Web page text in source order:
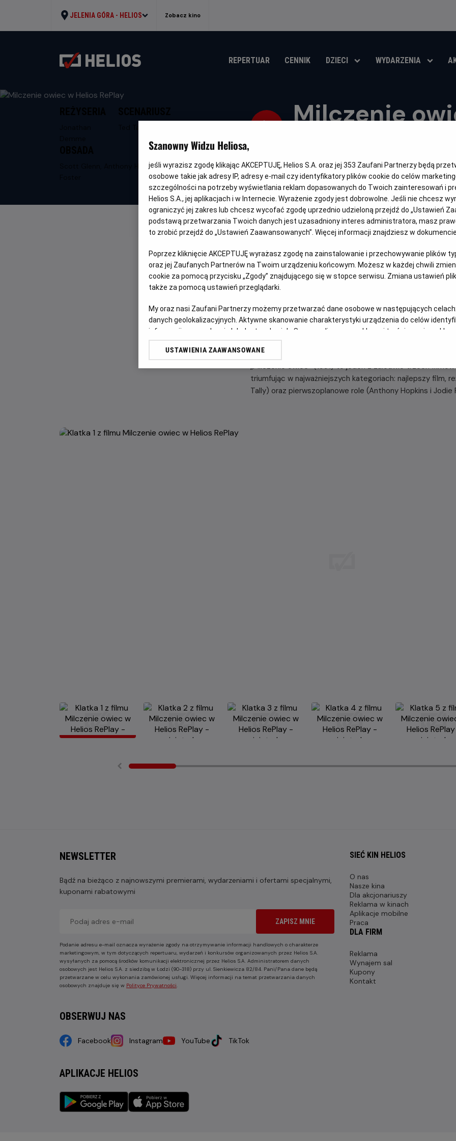
JELENIA GÓRA - HELIOS Zobacz kino
REPERTUAR CENNIK DZIECI WYDARZENIA
Milczenie
Oryginalny
tytuł
The Silence of the Lambs Gatunek
Thriller / Horror /
OBSERWUJ
Scott Glenn, Anthony Hopkins, Jodie
OPIS WYDARZENIA
35 lat od premiery, wciąż smakuje wybornie…
Młoda kadetka FBI, Clarice Starling (w tej roli
seryjnego mordercy zwanego Buffalo Billem. W tym celu
(ikoniczna rola Anthony’ego Hopkinsa) – uwięzionego w
ustaleniu tożsamości zabójcy. Relacja między Starling i
oparta jest na niebezpiecznej psychologicznej grze.
wskazówki prowadzące do schwytania Buffalo Billa.
„Milczenie owiec” (1991) to jeden z zaledwie trzech
triumfując w najważniejszych kategoriach: najlepszy film,
Tally) oraz pierwszoplanowe role (Anthony Hopkins i Jodie
NEWSLETTER
Bądź na bieżąco z najnowszymi premierami, wydarzeniami i ofertami specjalnymi,
kuponami rabatowymi
ZAPISZ MNIE
Podanie adresu e-mail oznacza wyrażenie zgody na otrzymywanie informacji handlowych o charakterze
marketingowym, w tym dotyczących repertuaru, wydarzeń i konkursów organizowanych przez Helios S.A.
wysyłanych za pomocą środków komunikacji elektronicznej przez Helios S.A. Administratorem danych
osobowych jest Helios S.A. z siedzibą w Łodzi (90-318) przy ul. Sienkiewicza 82/84. Pani/Pana dane będą
przetwarzane w celu wykonania zamówionej usługi. Więcej informacji na temat przetwarzania danych
osobowych znajduje się w Polityce Prywatności.
OBSERWUJ NAS
Facebook Instagram YouTube TikTok
APLIKACJE HELIOS
SIEĆ KIN HELIOS
O nas
Nasze kina
Dla akcjonariuszy
Reklama w kinach
Aplikacje mobilne
Praca
DLA FIRM
Reklama
Wynajem sal
Kupony
Kontakt
Szanowny Widzu Heliosa,
jeśli wyrazisz zgodę klikając AKCEPTUJĘ, Helios S.A. oraz jej 353 Zaufani Partnerzy będą
osobowe takie jak adresy IP, adresy e-mail czy identyfikatory plików cookie do celów
szczególności na potrzeby wyświetlania reklam dopasowanych do Twoich zainteresowań i
Helios S.A., jej aplikacjach i w Internecie. Wyrażenie zgody jest dobrowolne. Jeśli nie chcesz
ograniczyć jej zakres lub chcesz wycofać zgodę uprzednio udzieloną przejdź do „Ustawień
podstawą przetwarzania Twoich danych jest uzasadniony interes administratora, masz
to zrobić przejdź do „Ustawień Zaawansowanych”. Więcej informacji znajdziesz w dokumencie
Poprzez kliknięcie AKCEPTUJĘ wyrażasz zgodę na zainstalowanie i przechowywanie plików
oraz jej Zaufanych Partnerów na Twoim urządzeniu końcowym. Możesz w każdej chwili
cookie za pomocą przycisku „Zgody” znajdującego się w stopce serwisu. Zmiana ustawień
także za pomocą ustawień przeglądarki.
My oraz nasi Zaufani Partnerzy możemy przetwarzać dane osobowe w następujących celach:
danych geolokalizacyjnych. Aktywne skanowanie charakterystyki urządzenia do celów
informacji na urządzeniu lub dostęp do nich. Spersonalizowane reklamy i treści, pomiar reklam
odbiorców i ulepszanie usług.
USTAWIENIA ZAAWANSOWANE